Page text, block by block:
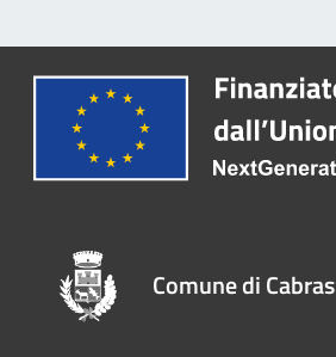
Comune di Cabras